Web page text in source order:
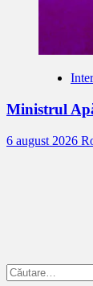
Ministrul
6 august 2026
Caută